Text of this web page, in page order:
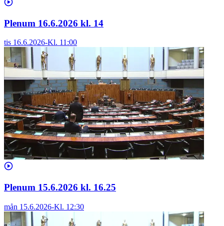
Plenum 16.6.2026 kl. 14
tis 16.6.2026-Kl. 11:00
Plenum 15.6.2026 kl. 16.25
mån 15.6.2026-Kl. 12:30